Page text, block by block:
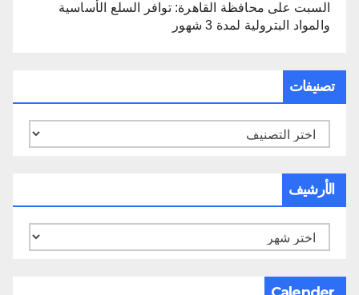
السبت على محافظة القاهرة: توافر السلع الأساسية
والمواد البترولية لمدة 3 شهور
تصنيفات
تصنيفات
الأرشيف
الأرشيف